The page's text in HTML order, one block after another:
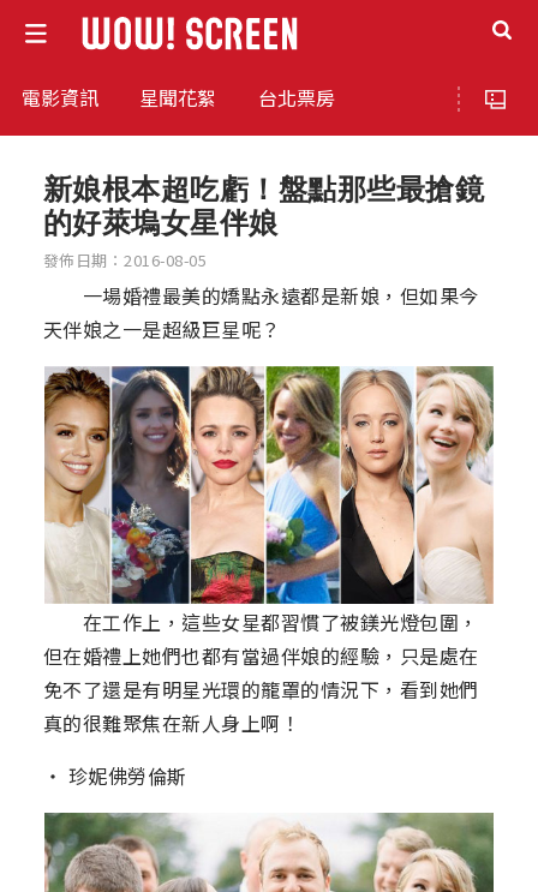
電影資訊 星聞花絮 台北票房
新娘根本超吃虧！盤點那些最搶鏡
的好萊塢女星伴娘
發佈日期：2016-08-05
一場婚禮最美的嬌點永遠都是新娘，但如果今
天伴娘之一是超級巨星呢？
在工作上，這些女星都習慣了被鎂光燈包圍，
但在婚禮上她們也都有當過伴娘的經驗，只是處在
免不了還是有明星光環的籠罩的情況下，看到她們
真的很難聚焦在新人身上啊！
‧ 珍妮佛勞倫斯